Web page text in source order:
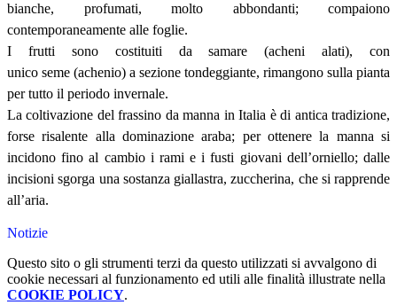
bianche, profumati, molto abbondanti; compaiono
contemporaneamente alle foglie.
I frutti sono costituiti da samare (acheni alati), con
unico seme (achenio) a sezione tondeggiante, rimangono sulla pianta
per tutto il periodo invernale.
La coltivazione del frassino da manna in Italia è di antica tradizione,
forse risalente alla dominazione araba; per ottenere la manna si
incidono fino al cambio i rami e i fusti giovani dell’orniello; dalle
incisioni sgorga una sostanza giallastra, zuccherina, che si rapprende
all’aria.
Notizie
Questo sito o gli strumenti terzi da questo utilizzati si avvalgono di
cookie necessari al funzionamento ed utili alle finalità illustrate nella
COOKIE POLICY.